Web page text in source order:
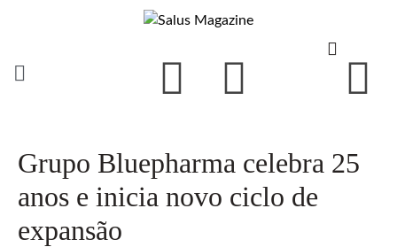
Grupo Bluepharma celebra 25
anos e inicia novo ciclo de
expansão